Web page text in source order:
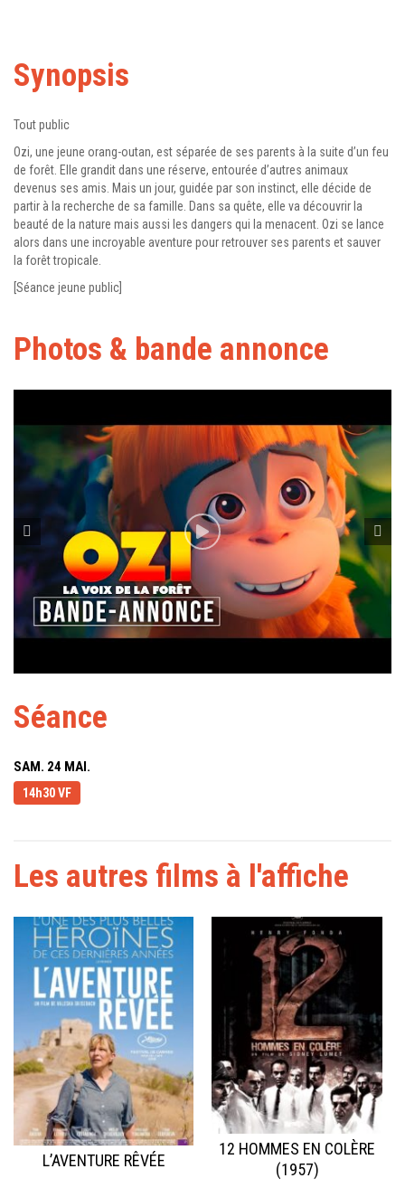
Synopsis
Tout public
Ozi, une jeune orang-outan, est séparée de ses parents à la suite d’un feu
de forêt. Elle grandit dans une réserve, entourée d’autres animaux
devenus ses amis. Mais un jour, guidée par son instinct, elle décide de
partir à la recherche de sa famille. Dans sa quête, elle va découvrir la
beauté de la nature mais aussi les dangers qui la menacent. Ozi se lance
alors dans une incroyable aventure pour retrouver ses parents et sauver
la forêt tropicale.
[Séance jeune public]
Photos & bande annonce
Séance
SAM. 24 MAI.
14h30 VF
Les autres films à l'affiche
L’AVENTURE RÊVÉE
12 HOMMES EN COLÈRE
(1957)